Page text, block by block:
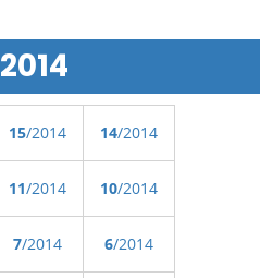
2014
15/2014 14/2014
11/2014 10/2014
7/2014 6/2014